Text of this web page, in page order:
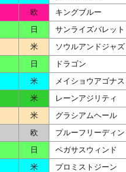
欧 キングブルー
日 サンライズバレット
米 ソウルアンドジャズ
日 ドラゴン
米 メイショウアゴナス
米 レーンアジリティ
米 グラシアムヘール
欧 プルーフリーディン
日 ペガサスウィンド
米 プロミストジーン